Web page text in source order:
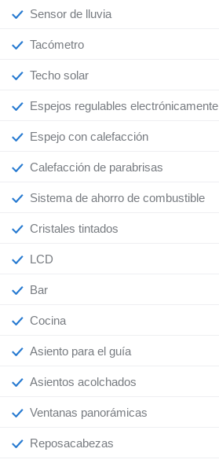
Sensor de lluvia
Tacómetro
Techo solar
Espejos regulables electrónicamente
Espejo con calefacción
Calefacción de parabrisas
Sistema de ahorro de combustible
Cristales tintados
LCD
Bar
Cocina
Asiento para el guía
Asientos acolchados
Ventanas panorámicas
Reposacabezas